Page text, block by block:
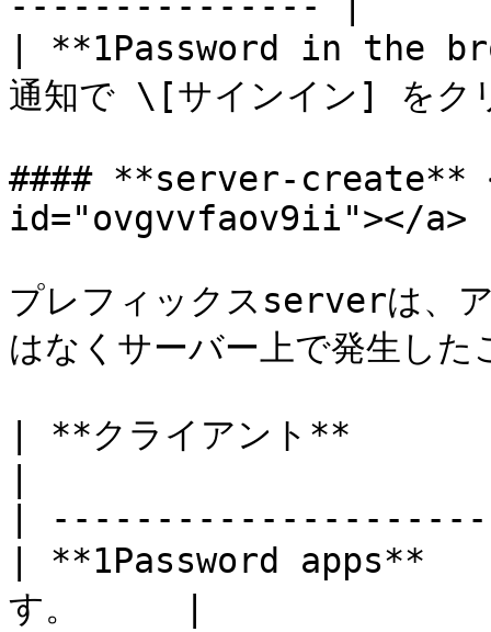
| **1Password in the
通知で \[サインイン] をク
#### **server-create**
id="ovgvvfaov9ii"></a>
プレフィックスserverは、
はなくサーバー上で発生した
| **クライアント**
|
| **1Password apps**
す。     |